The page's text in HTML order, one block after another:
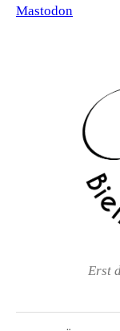
Mastodon
Erst